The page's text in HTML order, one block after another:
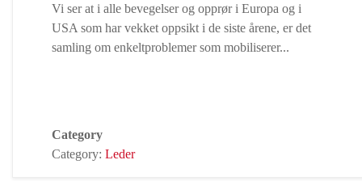
Vi ser at i alle bevegelser og opprør i Europa og i
USA som har vekket oppsikt i de siste årene, er det
samling om enkeltproblemer som mobiliserer...
Category
Category: Leder